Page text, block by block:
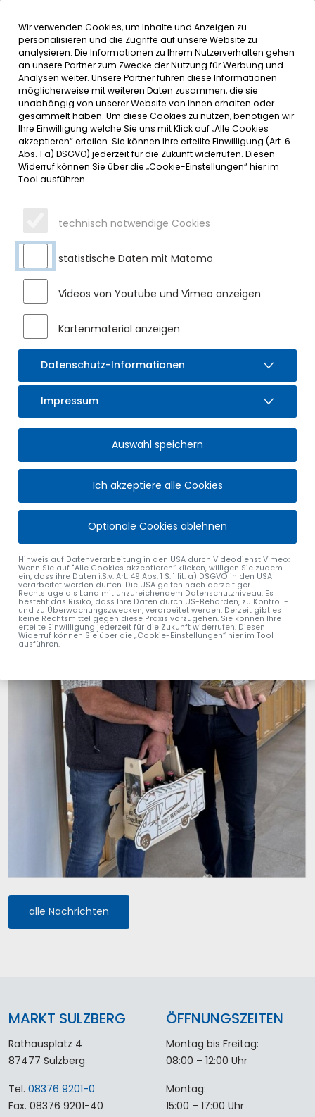
Inhalt der Seite anspringen
Informationen undMENÜ
SERVICE
VERABSCHIEDUNG VON RUDI
OBERWEILER: DANK FÜR VIELE
JAHRE EINSATZ IM BAUHOF
Rudi Oberweiler war seit 2003 im Bauhof des Marktes
Sulzberg tätig und prägte über mehr als zwei Jahrzehnte
hinweg die Arbeit des Teams mit großem Engagement und
handwerklichem Geschick. Zum 1. Februar 2026 tritt er nun in
die Ruhephase seiner Altersteilzeit ein.
Während seiner gesamten Dienstzeit galt Rudi als äußerst
zuverlässiger Mitarbeiter, auf den man sich jederzeit
verlassen konnte. Im Bauhof war er sprichwörtlich das
„Mädchen für alles“ – und besonders seine Fähigkeiten als
Schreiner wurden von Kolleginnen und Kollegen wie auch
von der Marktgemeinde sehr geschätzt.
Der Markt Sulzberg bedankt sich herzlich für seinen
langjährigen Einsatz und wünscht Rudi Oberweiler für den
neuen Lebensabschnitt alles Gute.
alle Nachrichten
MARKT SULZBERG
Rathausplatz 4
87477 Sulzberg
Tel. 08376 9201-0
Fax. 08376 9201-40
ÖFFNUNGSZEITEN
Montag bis Freitag:
08:00 – 12:00 Uhr
Montag:
15:00 – 17:00 Uhr
Wir verwenden Cookies, um Inhalte und Anzeigen zu
personalisieren und die Zugriffe auf unsere Website zu
analysieren. Die Informationen zu Ihrem Nutzerverhalten gehen
an unsere Partner zum Zwecke der Nutzung für Werbung und
Analysen weiter. Unsere Partner führen diese Informationen
möglicherweise mit weiteren Daten zusammen, die sie
unabhängig von unserer Website von Ihnen erhalten oder
gesammelt haben. Um diese Cookies zu nutzen, benötigen wir
Ihre Einwilligung welche Sie uns mit Klick auf „Alle Cookies
akzeptieren“ erteilen. Sie können Ihre erteilte Einwilligung (Art. 6
Abs. 1 a) DSGVO) jederzeit für die Zukunft widerrufen. Diesen
Widerruf können Sie über die „Cookie-Einstellungen“ hier im
Tool ausführen.
technisch notwendige Cookies
statistische Daten mit Matomo
Videos von Youtube und Vimeo anzeigen
Kartenmaterial anzeigen
Datenschutz-Informationen
Impressum
Auswahl speichern
Ich akzeptiere alle Cookies
Optionale Cookies ablehnen
Hinweis auf Datenverarbeitung in den USA durch Videodienst Vimeo:
Wenn Sie auf "Alle Cookies akzeptieren“ klicken, willigen Sie zudem
ein, dass ihre Daten i.S.v. Art. 49 Abs. 1 S. 1 lit. a) DSGVO in den USA
verarbeitet werden dürfen. Die USA gelten nach derzeitiger
Rechtslage als Land mit unzureichendem Datenschutzniveau. Es
besteht das Risiko, dass Ihre Daten durch US-Behörden, zu Kontroll-
und zu Überwachungszwecken, verarbeitet werden. Derzeit gibt es
keine Rechtsmittel gegen diese Praxis vorzugehen. Sie können Ihre
erteilte Einwilligung jederzeit für die Zukunft widerrufen. Diesen
Widerruf können Sie über die „Cookie-Einstellungen“ hier im Tool
ausführen.